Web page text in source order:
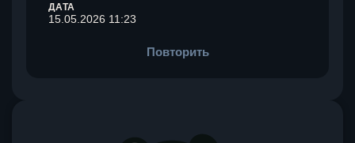
ДАТА
15.05.2026 11:23
Повторить